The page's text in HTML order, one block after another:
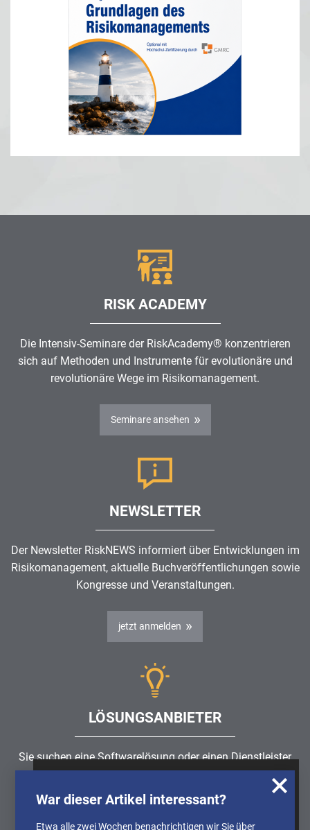
Informationen über die Nutzung unserer
Webseite zu erhalten und unser Angebot so
RISK ACADEMY
Die Intensiv-Seminare der RiskAcademy® konzentrieren
sich auf Methoden und Instrumente für evolutionäre und
revolutionäre Wege im Risikomanagement.
Seminare ansehen
NEWSLETTER
Der Newsletter RiskNEWS informiert über Entwicklungen im
Risikomanagement, aktuelle Buchveröffentlichungen sowie
Kongresse und Veranstaltungen.
jetzt anmelden
LÖSUNGSANBIETER
Sie suchen eine Softwarelösung oder einen Dienstleister
rund um die ThemenRisikomanagement,GRC, IKS oder
ISMS?
War dieser Artikel interessant?
Etwa alle zwei Wochen benachrichtigen wir Sie über